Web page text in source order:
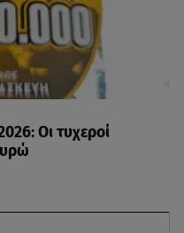
Οι τυχεροί